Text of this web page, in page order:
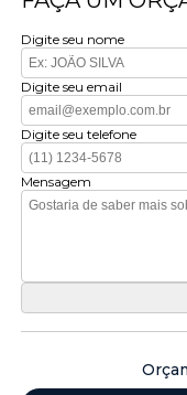
Digite seu nome
Digite seu email
Digite seu telefone
Mensagem